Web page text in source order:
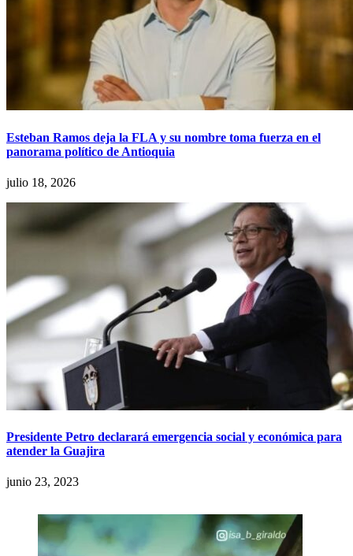
Esteban Ramos deja la FLA y su nombre toma fuerza en el
panorama político de Antioquia
julio 18, 2026
Presidente Petro declarará emergencia social y económica para
atender la Guajira
junio 23, 2023